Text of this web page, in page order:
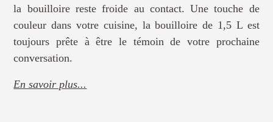
la bouilloire reste froide au contact. Une touche de
couleur dans votre cuisine, la bouilloire de 1,5 L est
toujours prête à être le témoin de votre prochaine
conversation.
En savoir plus...